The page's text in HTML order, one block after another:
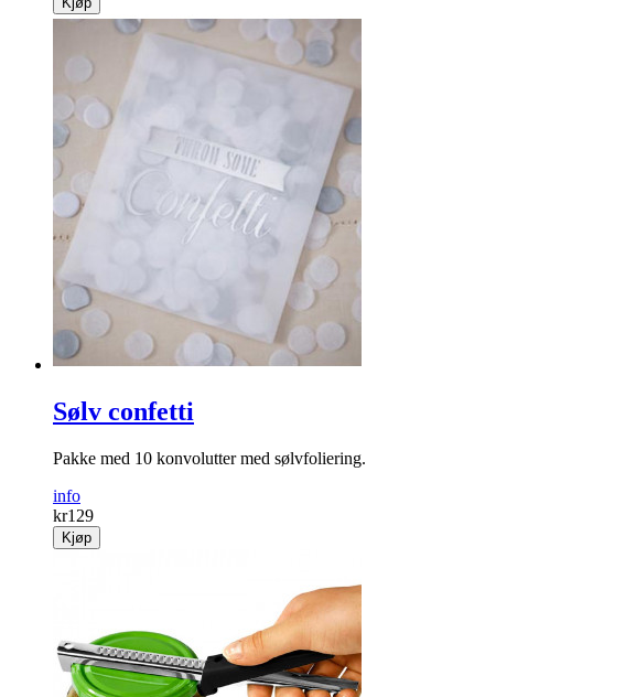
Sølv confetti
Pakke med 10 konvolutter med sølvfoliering.
info
kr129
Kjøp